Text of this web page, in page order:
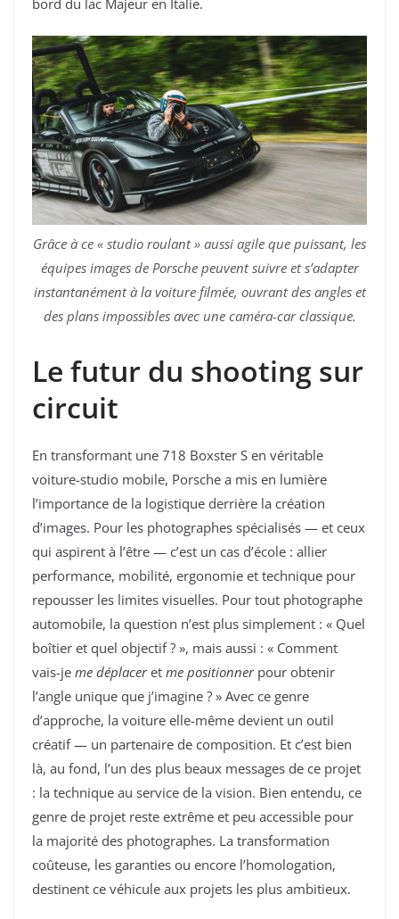
Grâce à ce « studio roulant » aussi agile que puissant, les
équipes images de Porsche peuvent suivre et s’adapter
instantanément à la voiture filmée, ouvrant des angles et
des plans impossibles avec une caméra-car classique.
Le futur du shooting sur
circuit
En transformant une 718 Boxster S en véritable
voiture-studio mobile, Porsche a mis en lumière
l’importance de la logistique derrière la création
d’images. Pour les photographes spécialisés — et ceux
qui aspirent à l’être — c’est un cas d’école : allier
performance, mobilité, ergonomie et technique pour
repousser les limites visuelles. Pour tout photographe
automobile, la question n’est plus simplement : « Quel
boîtier et quel objectif ? », mais aussi : « Comment
vais-je me déplaceret me positionnerpour obtenir
l’angle unique que j’imagine ? » Avec ce genre
d’approche, la voiture elle-même devient un outil
créatif — un partenaire de composition. Et c’est bien
là, au fond, l’un des plus beaux messages de ce projet
: la technique au service de la vision. Bien entendu, ce
genre de projet reste extrême et peu accessible pour
la majorité des photographes. La transformation
coûteuse, les garanties ou encore l’homologation,
destinent ce véhicule aux projets les plus ambitieux.